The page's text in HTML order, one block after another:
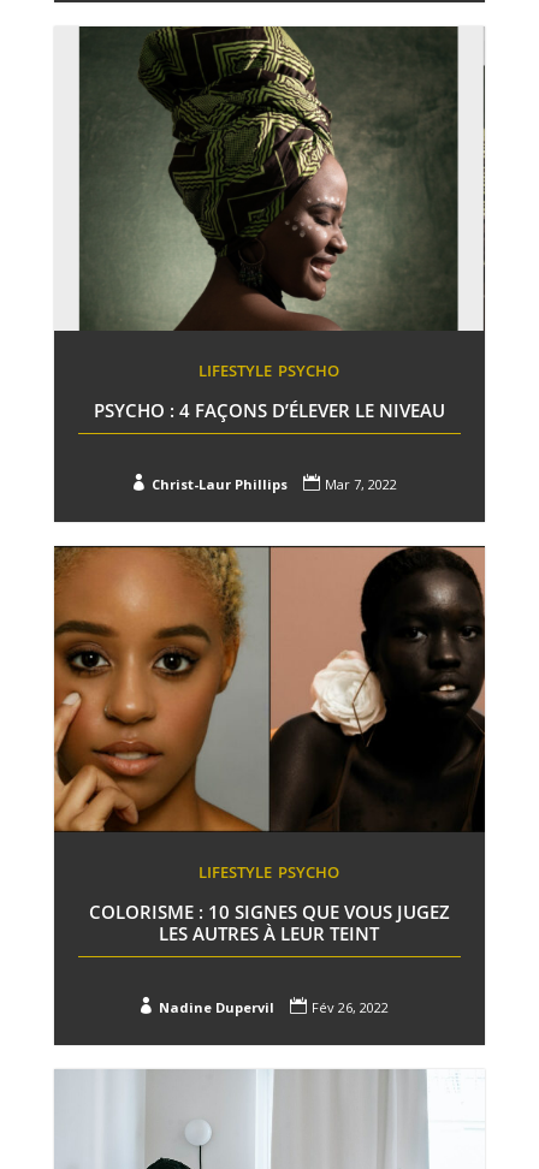
LIFESTYLE PSYCHO
PSYCHO : 4 FAÇONS D’ÉLEVER LE NIVEAU
 Christ-Laur Phillips  Mar 7, 2022
LIFESTYLE PSYCHO
COLORISME : 10 SIGNES QUE VOUS JUGEZ
LES AUTRES À LEUR TEINT
 Nadine Dupervil  Fév 26, 2022